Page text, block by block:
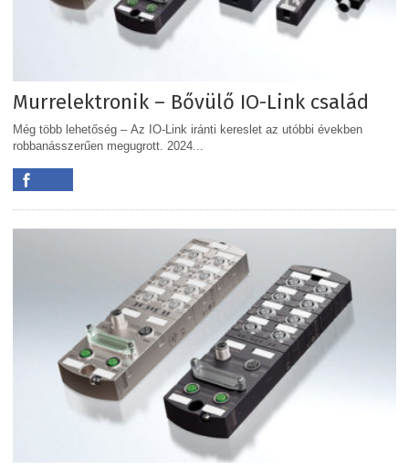
Murrelektronik – Bővülő IO-Link család
Még több lehetőség – Az IO-Link iránti kereslet az utóbbi években
robbanásszerűen megugrott. 2024...